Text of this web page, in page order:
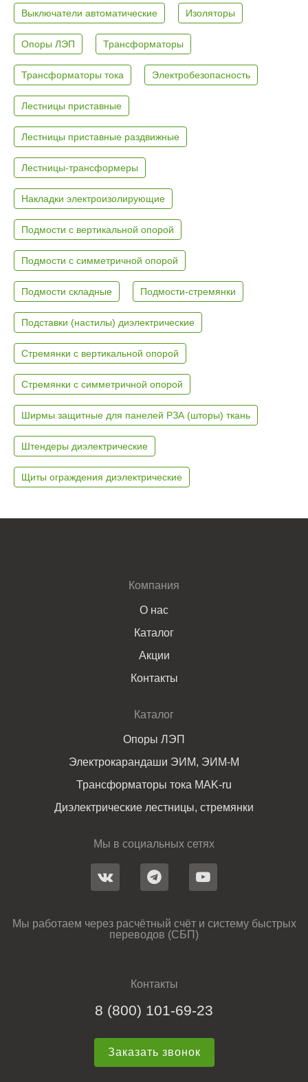
Выключатели автоматические Изоляторы
Опоры ЛЭП Трансформаторы
Трансформаторы тока Электробезопасность
Лестницы приставные
Лестницы приставные раздвижные
Лестницы-трансформеры
Накладки электроизолирующие
Подмости с вертикальной опорой
Подмости с симметричной опорой
Подмости складные Подмости-стремянки
Подставки (настилы) диэлектрические
Стремянки с вертикальной опорой
Стремянки с симметричной опорой
Ширмы защитные для панелей РЗА (шторы) ткань
Штендеры диэлектрические
Щиты ограждения диэлектрические
Компания
О нас
Каталог
Акции
Контакты
Каталог
Опоры ЛЭП
Электрокарандаши ЭИМ, ЭИМ-М
Трансформаторы тока MAK-ru
Диэлектрические лестницы, стремянки
Мы в социальных сетях
Мы работаем через расчётный счёт и систему быстрых
переводов (СБП)
Контакты
8 (800) 101-69-23
Заказать звонок